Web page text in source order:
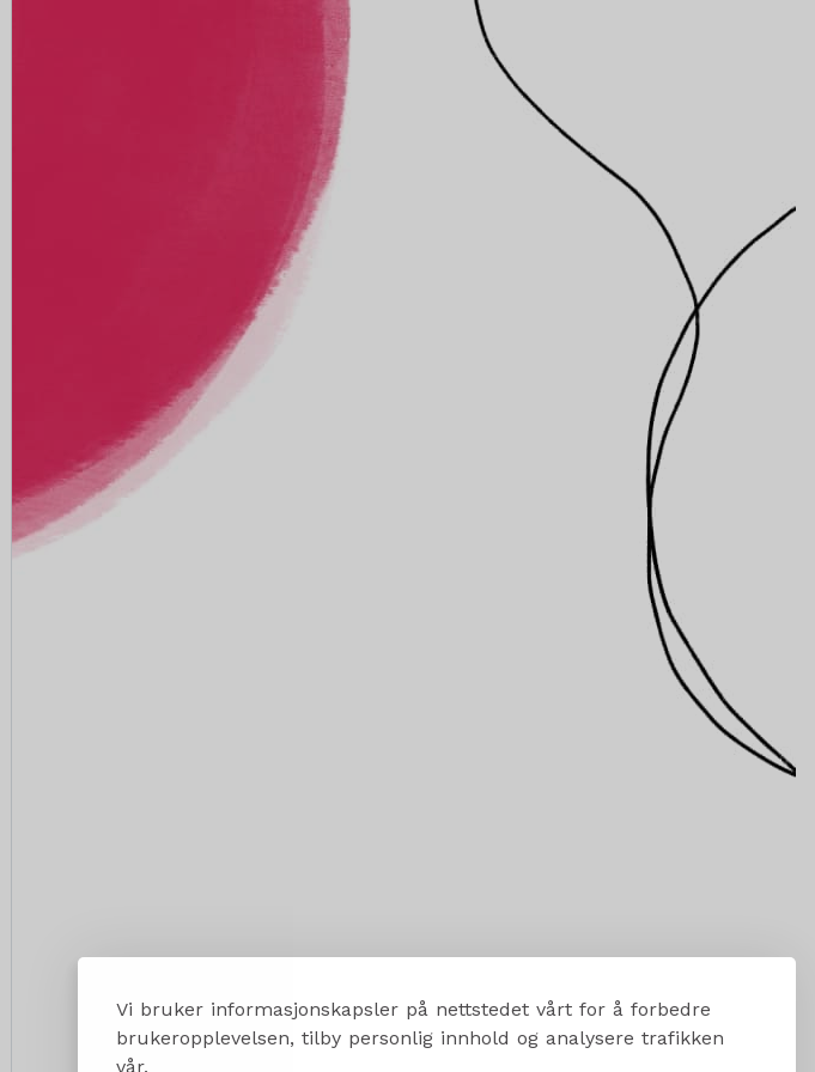
Vi bruker informasjonskapsler på nettstedet vårt for å forbedre
brukeropplevelsen, tilby personlig innhold og analysere trafikken
vår.